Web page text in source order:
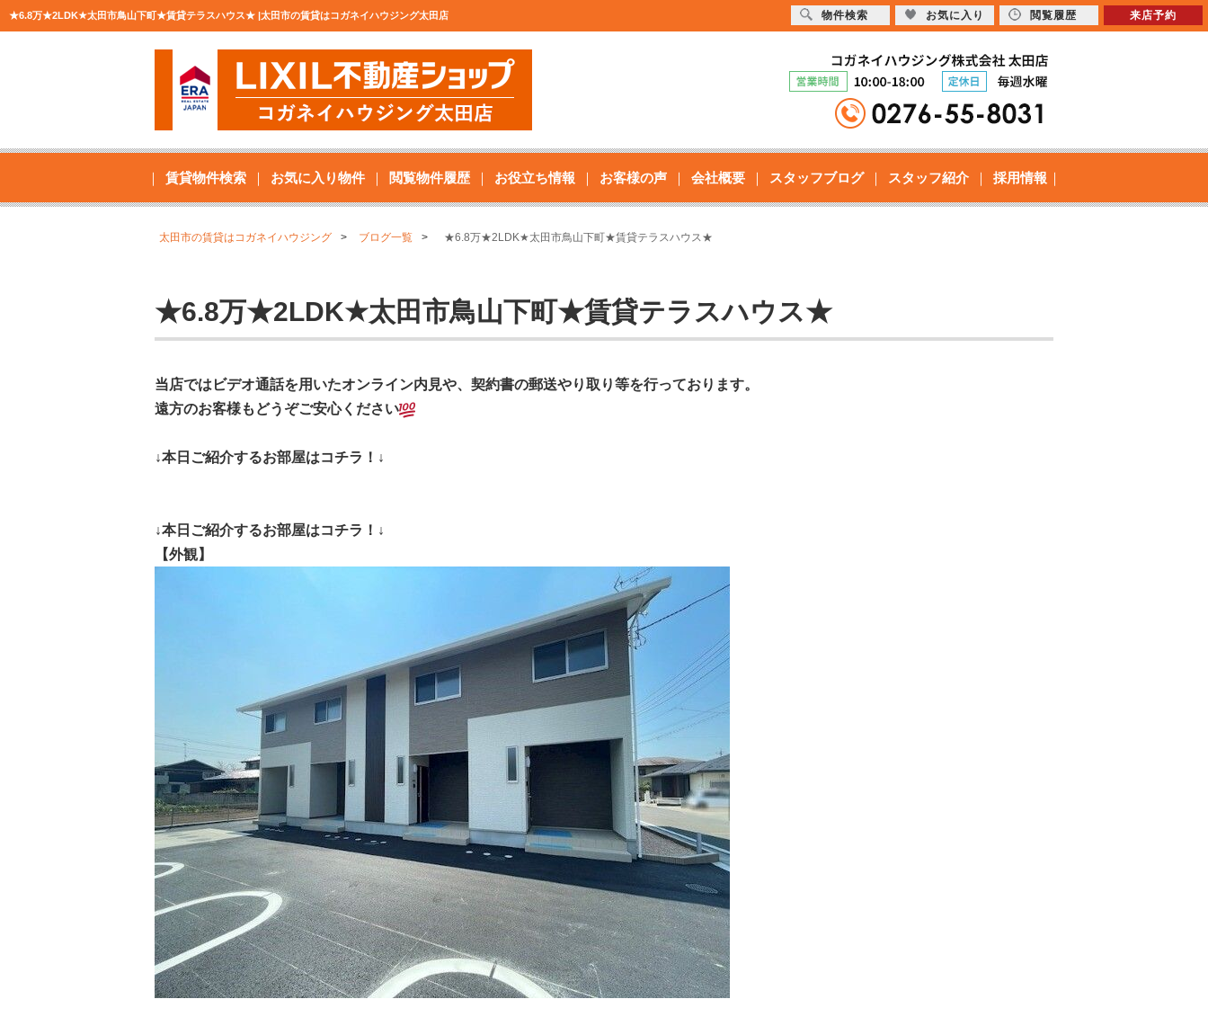
★6.8万★2LDK★太田市鳥山下町★賃貸テラスハウス★ |太田市の賃貸はコガネイハウジング太田店
賃貸物件検索 お気に入り物件 閲覧物件履歴 お役立ち情報 お客様の声 会社概要 スタッフブログ スタッフ紹介 採用情報
太田市の賃貸はコガネイハウジング ブログ一覧 ★6.8万★2LDK★太田市鳥山下町★賃貸テラスハウス★
★6.8万★2LDK★太田市鳥山下町★賃貸テラスハウス★
当店ではビデオ通話を用いたオンライン内見や、契約書の郵送やり取り等を行っております。
遠方のお客様もどうぞご安心ください
↓本日ご紹介するお部屋はコチラ！↓
↓本日ご紹介するお部屋はコチラ！↓
【外観】
物件検索 お気に入り 閲覧履歴 来店予約